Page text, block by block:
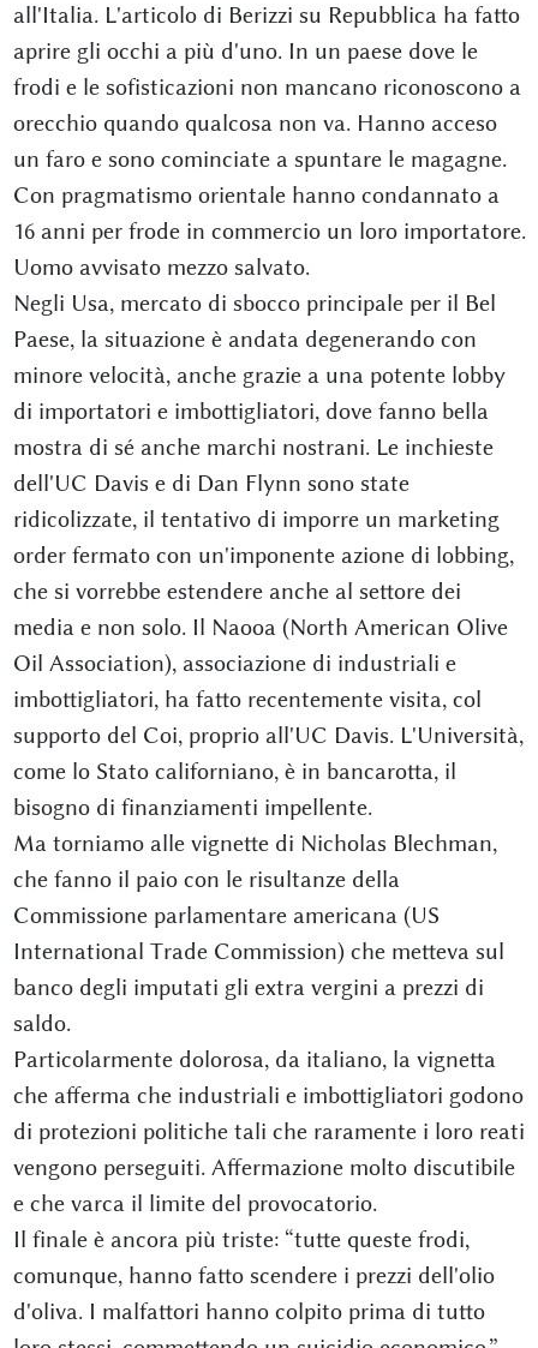
all'Italia. L'articolo di Berizzi su Repubblica ha fatto
aprire gli occhi a più d'uno. In un paese dove le
frodi e le sofisticazioni non mancano riconoscono a
orecchio quando qualcosa non va. Hanno acceso
un faro e sono cominciate a spuntare le magagne.
Con pragmatismo orientale hanno condannato a
16 anni per frode in commercio un loro importatore.
Uomo avvisato mezzo salvato.
Negli Usa, mercato di sbocco principale per il Bel
Paese, la situazione è andata degenerando con
minore velocità, anche grazie a una potente lobby
di importatori e imbottigliatori, dove fanno bella
mostra di sé anche marchi nostrani. Le inchieste
dell'UC Davis e di Dan Flynn sono state
ridicolizzate, il tentativo di imporre un marketing
order fermato con un'imponente azione di lobbing,
che si vorrebbe estendere anche al settore dei
media e non solo. Il Naooa (North American Olive
Oil Association), associazione di industriali e
imbottigliatori, ha fatto recentemente visita, col
supporto del Coi, proprio all'UC Davis. L'Università,
come lo Stato californiano, è in bancarotta, il
bisogno di finanziamenti impellente.
Ma torniamo alle vignette di Nicholas Blechman,
che fanno il paio con le risultanze della
Commissione parlamentare americana (US
International Trade Commission) che metteva sul
banco degli imputati gli extra vergini a prezzi di
saldo.
Particolarmente dolorosa, da italiano, la vignetta
che afferma che industriali e imbottigliatori godono
di protezioni politiche tali che raramente i loro reati
vengono perseguiti. Affermazione molto discutibile
e che varca il limite del provocatorio.
Il finale è ancora più triste: “tutte queste frodi,
comunque, hanno fatto scendere i prezzi dell'olio
d'oliva. I malfattori hanno colpito prima di tutto